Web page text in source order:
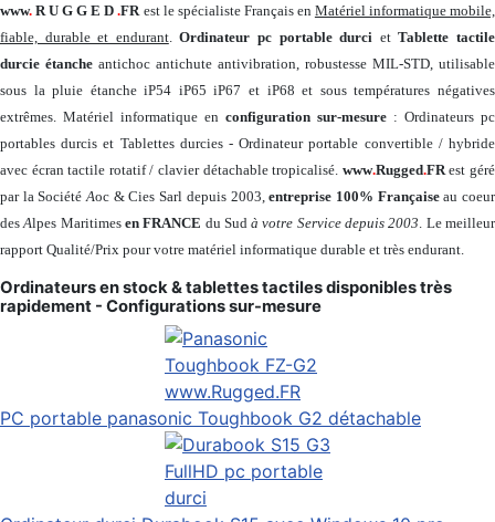
www. R U G G E D.FR est le spécialiste Français en Matériel informatique mobile,
fiable, durable et endurant.Ordinateur pc portable durci etTablette tactile
durcie étanche antichoc antichute antivibration, robustesse MIL-STD, utilisable
sous la pluie étanche iP54 iP65 iP67 et iP68 et sous températures négatives
extrêmes. Matériel informatique en configuration sur-mesure : Ordinateurs pc
portables durcis et Tablettes durcies - Ordinateur portable convertible / hybride
avec écran tactile rotatif / clavier détachable tropicalisé. www.Rugged.FRest géré
par la SociétéAoc & Cies Sarl depuis 2003,entreprise 100% Françaiseau coeur
desAlpes Maritimes en FRANCE du Sudà votre Service depuis 2003 . Le meilleur
rapport Qualité/Prix pour votre matériel informatique durable et très endurant.
Ordinateurs en stock & tablettes tactiles disponibles très
rapidement - Configurations sur-mesure
PC portable panasonic Toughbook G2 détachable